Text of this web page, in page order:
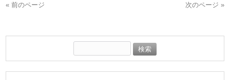
« 前のページ 次のページ »
索: